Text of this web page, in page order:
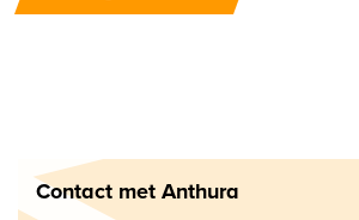
Contact met Anthura